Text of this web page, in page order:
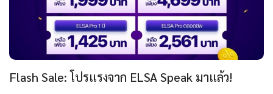
Flash Sale: โปรแรงจาก ELSA Speak มาแล้ว!